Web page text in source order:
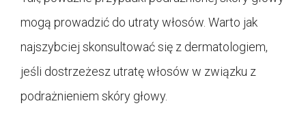
mogą prowadzić do utraty włosów. Warto jak
najszybciej skonsultować się z dermatologiem,
jeśli dostrzeżesz utratę włosów w związku z
podrażnieniem skóry głowy.